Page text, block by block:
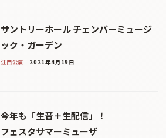
サントリーホール チェンバーミュージ
ック・ガーデン
注目公演 2021年4月19日
今年も「生音＋生配信」！
フェスタサマーミューザ